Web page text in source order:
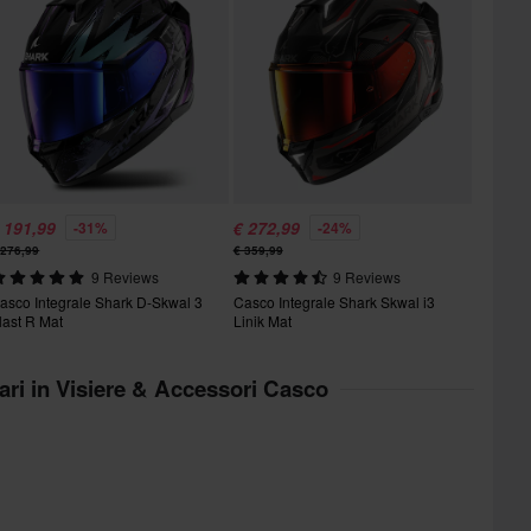
-31%
9 Reviews
Integrale Shark D-Skwal 3
R Mat
€ 272,99 -24%
€ 359,99
9 Reviews
Casco Integrale Shark Skwal i3
Linik Mat
in Visiere & Accessori Casco